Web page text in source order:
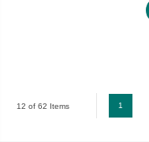
12 of 62 Items 1